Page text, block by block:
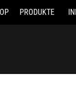
PRODUKTE